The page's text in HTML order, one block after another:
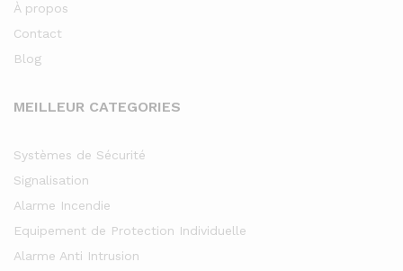
À propos
Contact
Blog
MEILLEUR CATEGORIES
Systèmes de Sécurité
Signalisation
Alarme Incendie
Equipement de Protection Individuelle
Alarme Anti Intrusion